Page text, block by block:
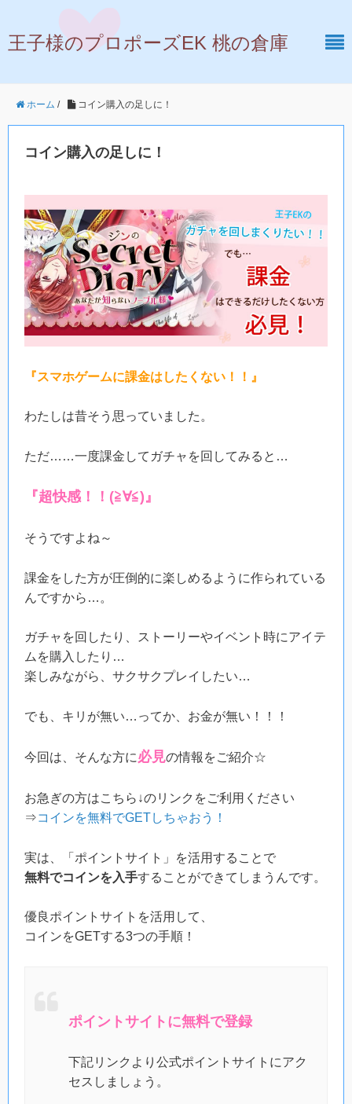
王子様のプロポーズEK 桃の倉庫
ホーム / コイン購入の足しに！
コイン購入の足しに！
『スマホゲームに課金はしたくない！！』
わたしは昔そう思っていました。
ただ……一度課金してガチャを回してみると…
『超快感！！(≧∀≦)』
そうですよね～
課金をした方が圧倒的に楽しめるように作られている
んですから…。
ガチャを回したり、ストーリーやイベント時にアイテ
ムを購入したり…
楽しみながら、サクサクプレイしたい…
でも、キリが無い…ってか、お金が無い！！！
今回は、そんな方に必見の情報をご紹介☆
お急ぎの方はこちら↓のリンクをご利用ください
⇒コインを無料でGETしちゃおう！
実は、「ポイントサイト」を活用することで
無料でコインを入手することができてしまうんです。
優良ポイントサイトを活用して、
コインをGETする3つの手順！
ポイントサイトに無料で登録
下記リンクより公式ポイントサイトにアク
セスしましょう。